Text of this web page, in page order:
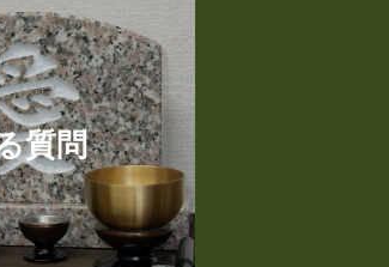
質問